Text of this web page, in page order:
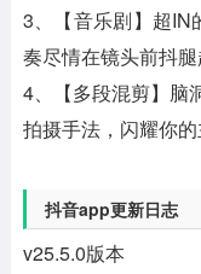
3、【音乐剧】超IN
奏尽情在镜头前抖腿
4、【多段混剪】脑
拍摄手法，闪耀你的
抖音app更新日志
v25.5.0版本